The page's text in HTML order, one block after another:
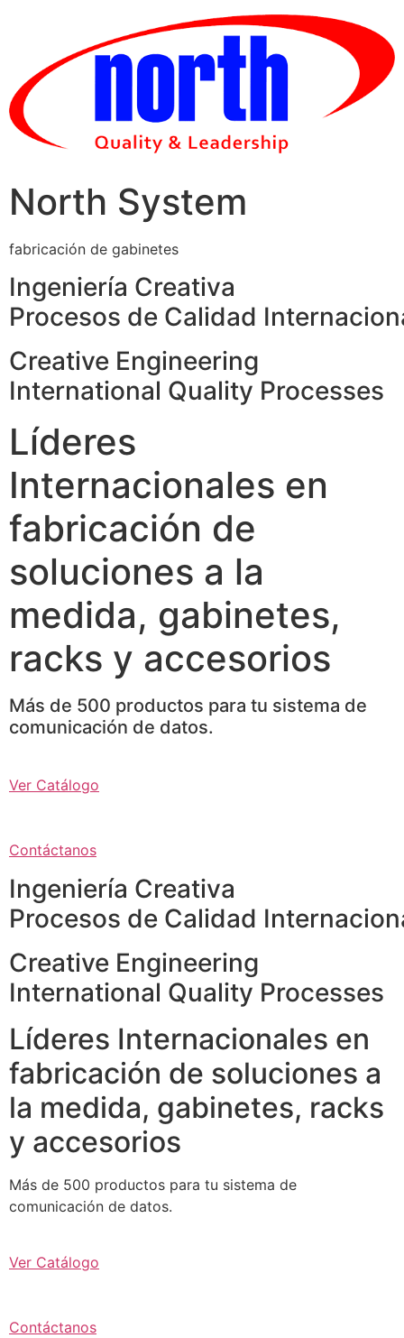
North System
fabricación de gabinetes
Ingeniería Creativa
Procesos de Calidad
Creative Engineering
International Quality Processes
Líderes
Internacionales en
fabricación de
soluciones a la
medida, gabinetes,
racks y accesorios
Más de 500 productos para tu sistema de
comunicación de datos.
Ver Catálogo
Contáctanos
Ingeniería Creativa
Procesos de Calidad
Creative Engineering
International Quality Processes
Líderes Internacionales en
fabricación de soluciones a
la medida, gabinetes, racks
y accesorios
Más de 500 productos para tu sistema de
comunicación de datos.
Ver Catálogo
Contáctanos